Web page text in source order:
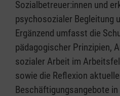
Sozialbetreuer:innen und
psychosozialer Begleitung
Ergänzend umfasst die
pädagogischer Prinzipien,
sozialer Arbeit im
sowie die Reflexion
Beschäftigungsangebote